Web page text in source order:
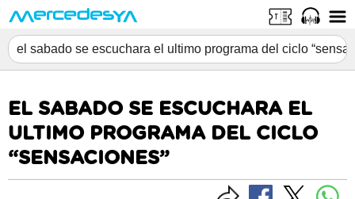
EL SABADO SE ESCUCHARA EL
ULTIMO PROGRAMA DEL CICLO
“SENSACIONES”